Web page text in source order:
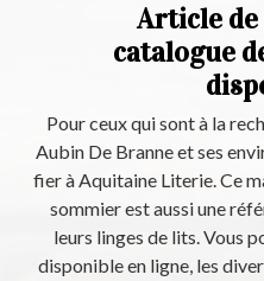
Article
catalogue
Pour ceux qui sont à la
Aubin De Branne et ses
fier à Aquitaine Literie. Ce
sommier est aussi une
leurs linges de lits. Vous
disponible en ligne, les